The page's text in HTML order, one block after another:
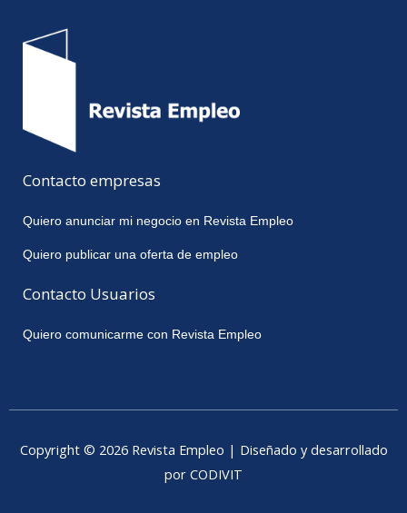
Contacto empresas
Quiero anunciar mi negocio en Revista Empleo
Quiero publicar una oferta de empleo
Contacto Usuarios
Quiero comunicarme con Revista Empleo
Copyright © 2026 Revista Empleo | Diseñado y desarrollado
por CODIVIT